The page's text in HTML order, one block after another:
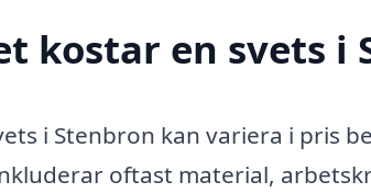
kostar en svets i
i Stenbron kan variera i pris
oftast material,